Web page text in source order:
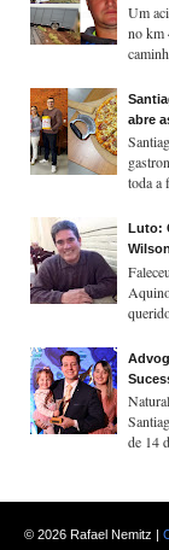
Um
no km
abre
toda a
Luto:
de 14
© 2026 Rafael Nemitz |